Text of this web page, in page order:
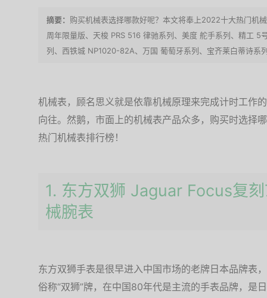
购买机械表选择哪款好呢？本文将奉上2022十大热门机
周年限量版、天梭 PRS 516 律驰系列、美度 舵手系列、精工 5
列、西铁城 NP1020-82A、万国 葡萄牙系列、宝齐莱白蒂诗系
机械表，顾名思义就是依靠机械原理来完成计时工作
向往。然鹅，市面上的机械表产品众多，购买时选择
热门机械表排行榜！
1. 东方双狮 Jaguar Focus复
械腕表
东方双狮手表是很早进入中国市场的老牌日本品牌表
俗称“双狮”牌，在中国80年代是主流的手表品牌，是